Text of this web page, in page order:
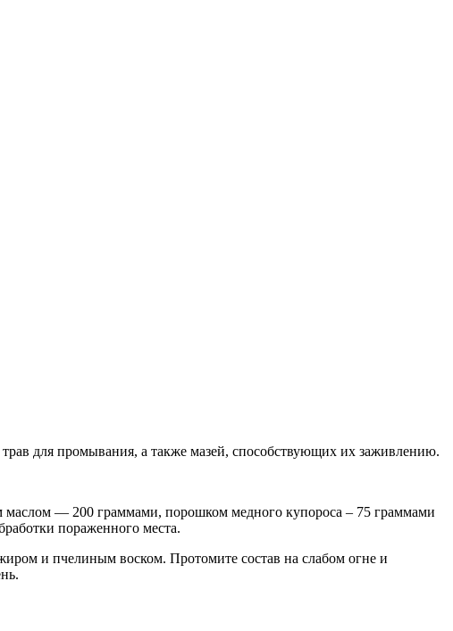
для промывания, а также мазей, способствующих их заживлению.
— 200 граммами, порошком медного купороса – 75 граммами
пораженного места.
и пчелиным воском. Протомите состав на слабом огне и